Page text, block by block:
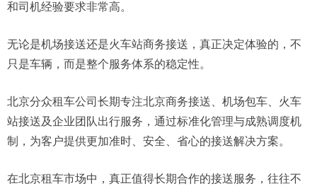
和司机经验要求非常高。
无论是机场接送还是火车站商务接送，真正决定体验的，不
只是车辆，而是整个服务体系的稳定性。
北京分众租车公司长期专注北京商务接送、机场包车、火车
站接送及企业团队出行服务，通过标准化管理与成熟调度机
制，为客户提供更加准时、安全、省心的接送解决方案。
在北京租车市场中，真正值得长期合作的接送服务，往往不